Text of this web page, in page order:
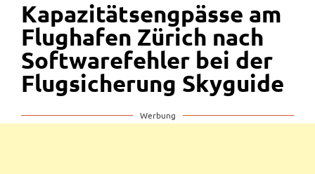
Kapazitätsengpässe am
Flughafen Zürich nach
Softwarefehler bei der
Flugsicherung Skyguide
Werbung